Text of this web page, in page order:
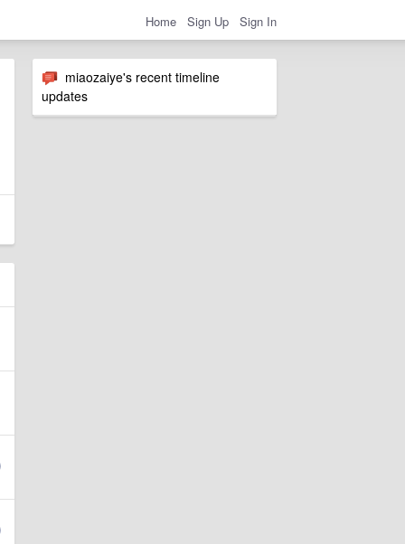
Home Sign Up Sign In
miaozaiye's recent timeline
updates